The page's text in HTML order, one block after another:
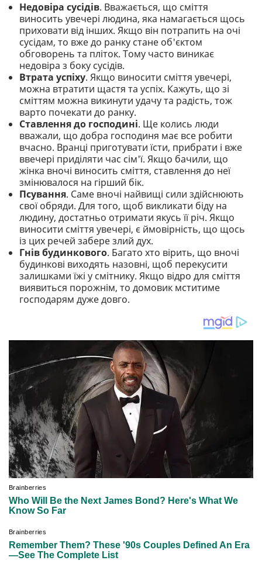
Недовіра сусідів. Вважається, що сміття
виносить увечері людина, яка намагається щось
приховати від інших. Якщо він потрапить на очі
сусідам, то вже до ранку стане об'єктом
обговорень та пліток. Тому часто виникає
недовіра з боку сусідів.
Втрата успіху. Якщо виносити сміття увечері,
можна втратити щастя та успіх. Кажуть, що зі
сміттям можна викинути удачу та радість, тож
варто почекати до ранку.
Ставлення до господині. Ще колись люди
вважали, що добра господиня має все робити
вчасно. Вранці приготувати їсти, прибрати і вже
ввечері приділяти час сім'ї. Якщо бачили, що
жінка вночі виносить сміття, ставлення до неї
змінювалося на гірший бік.
Псування. Саме вночі найвищі сили здійснюють
свої обряди. Для того, щоб викликати біду на
людину, достатньо отримати якусь її річ. Якщо
виносити сміття увечері, є ймовірність, що щось
із цих речей забере злий дух.
Гнів будинкового. Багато хто вірить, що вночі
будинкові виходять назовні, щоб перекусити
залишками їжі у смітнику. Якщо відро для сміття
виявиться порожнім, то домовик мститиме
господарям дуже довго.